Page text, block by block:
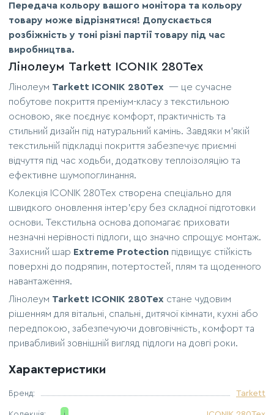
Передача кольору вашого монітора та кольору
товару може відрізнятися! Допускається
розбіжність у тоні різні партії товару під час
виробництва.
Лінолеум Tarkett ICONIK 280Tex
Лінолеум Tarkett ICONIK 280Tex — це сучасне
побутове покриття преміум-класу з текстильною
основою, яке поєднує комфорт, практичність та
стильний дизайн під натуральний камінь. Завдяки м'якій
текстильній підкладці покриття забезпечує приємні
відчуття під час ходьби, додаткову теплоізоляцію та
ефективне шумопоглинання.
Колекція ICONIK 280Tex створена спеціально для
швидкого оновлення інтер'єру без складної підготовки
основи. Текстильна основа допомагає приховати
незначні нерівності підлоги, що значно спрощує монтаж.
Захисний шар Extreme Protection підвищує стійкість
поверхні до подряпин, потертостей, плям та щоденного
навантаження.
Лінолеум Tarkett ICONIK 280Tex стане чудовим
рішенням для вітальні, спальні, дитячої кімнати, кухні або
передпокою, забезпечуючи довговічність, комфорт та
привабливий зовнішній вигляд підлоги на довгі роки.
Характеристики
Бренд: Tarkett